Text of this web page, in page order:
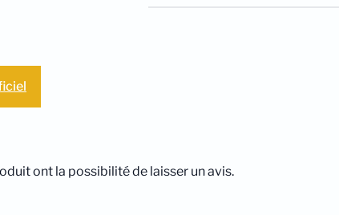
ont la possibilité de laisser un avis.